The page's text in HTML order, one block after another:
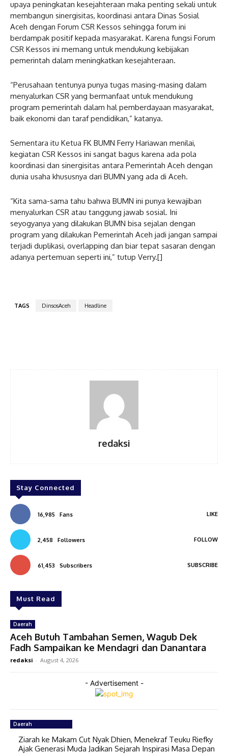
upaya peningkatan kesejahteraan maka penting sekali untuk
membangun sinergisitas, koordinasi antara Dinas Sosial
Aceh dengan Forum CSR Kessos sehingga forum ini
berdampak positif kepada masyarakat. Karena fungsi Forum
CSR Kessos ini memang untuk mendukung kebijakan
pemerintah dalam meningkatkan kesejahteraan.
“Perusahaan tentunya punya tugas masing-masing dalam
menyalurkan CSR yang bermanfaat untuk mendukung
program pemerintah dalam hal pemberdayaan masyarakat,
baik ekonomi dan taraf pendidikan,” katanya.
Sementara itu Ketua FK BUMN Ferry Hariawan menilai,
kegiatan CSR Kessos ini sangat bagus karena ada pola
koordinasi dan sinergisitas antara Pemerintah Aceh dengan
dunia usaha khususnya dari BUMN yang ada di Aceh.
“Kita sama-sama tahu bahwa BUMN ini punya kewajiban
menyalurkan CSR atau tanggung jawab sosial. Ini
seyogyanya yang dilakukan BUMN bisa sejalan dengan
program yang dilakukan Pemerintah Aceh jadi jangan sampai
terjadi duplikasi, overlapping dan biar tepat sasaran dengan
adanya pertemuan seperti ini,” tutup Verry.[]
TAGS DinsosAceh Headline
redaksi
Stay Connected
16,985 Fans LIKE
2,458 Followers FOLLOW
61,453 Subscribers SUBSCRIBE
Must Read
Daerah
Aceh Butuh Tambahan Semen, Wagub Dek
Fadh Sampaikan ke Mendagri dan Danantara
redaksi - August 4, 2026
- Advertisement -
Daerah
Ziarah ke Makam Cut Nyak Dhien, Menekraf Teuku Riefky
Ajak Generasi Muda Jadikan Sejarah Inspirasi Masa Depan